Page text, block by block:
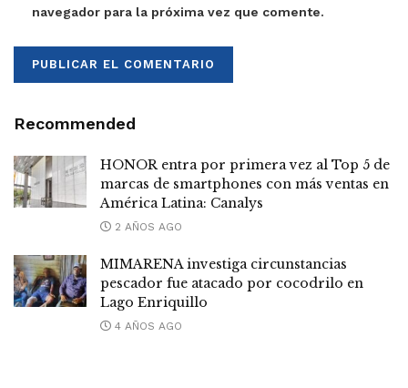
navegador para la próxima vez que comente.
Recommended
HONOR entra por primera vez al Top 5 de
marcas de smartphones con más ventas en
América Latina: Canalys
2 AÑOS AGO
MIMARENA investiga circunstancias
pescador fue atacado por cocodrilo en
Lago Enriquillo
4 AÑOS AGO